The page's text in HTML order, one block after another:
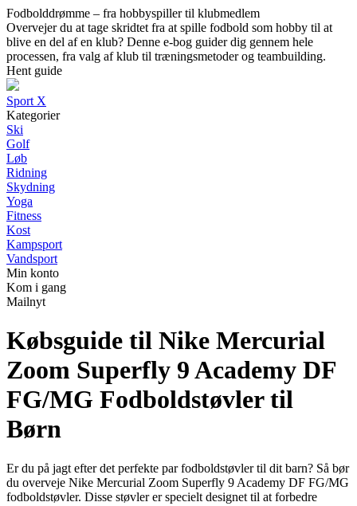
Fodbolddrømme – fra hobbyspiller til klubmedlem
Overvejer du at tage skridtet fra at spille fodbold som hobby til at
blive en del af en klub? Denne e-bog guider dig gennem hele
processen, fra valg af klub til træningsmetoder og teambuilding.
Hent guide
Sport X
Kategorier
Ski
Golf
Løb
Ridning
Skydning
Yoga
Fitness
Kost
Kampsport
Vandsport
Min konto
Kom i gang
Mailnyt
Købsguide til Nike Mercurial
Zoom Superfly 9 Academy DF
FG/MG Fodboldstøvler til
Børn
Er du på jagt efter det perfekte par fodboldstøvler til dit barn? Så bør
du overveje Nike Mercurial Zoom Superfly 9 Academy DF FG/MG
fodboldstøvler. Disse støvler er specielt designet til at forbedre